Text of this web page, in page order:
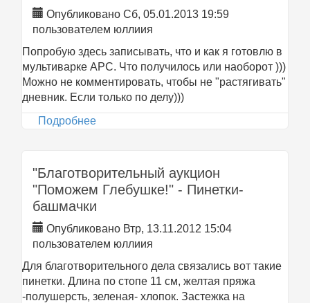
Опубликовано Сб, 05.01.2013 19:59
пользователем юллиия
Попробую здесь записывать, что и как я готовлю в
мультиварке АРС. Что получилось или наоборот )))
Можно не комментировать, чтобы не "растягивать"
дневник. Если только по делу)))
Подробнее
"Благотворительный аукцион
"Поможем Глебушке!" - Пинетки-
башмачки
Опубликовано Втр, 13.11.2012 15:04
пользователем юллиия
Для благотворительного дела связались вот такие
пинетки. Длина по стопе 11 см, желтая пряжа
-полушерсть, зеленая- хлопок. Застежка на